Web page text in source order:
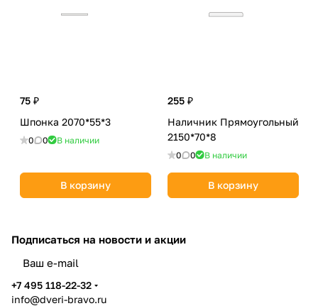
75 ₽
Шпонка 2070*55*3
0 0 В наличии
В корзину
255 ₽
Наличник Прямоугольный
2150*70*8
0 0 В наличии
В корзину
Подписаться на новости и акции
+7 495 118-22-32
info@dveri-bravo.ru